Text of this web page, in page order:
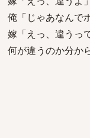
俺「じゃあなんで
嫁「えっ、違うっ
何が違うのか分か